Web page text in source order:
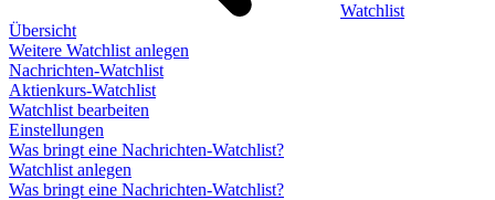
Watchlist
Übersicht
Weitere Watchlist anlegen
Nachrichten-Watchlist
Aktienkurs-Watchlist
Watchlist bearbeiten
Einstellungen
Was bringt eine Nachrichten-Watchlist?
Watchlist anlegen
Was bringt eine Nachrichten-Watchlist?